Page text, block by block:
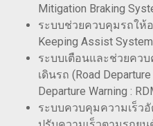
Mitigation Braking
ระบบช่วยควบคุมรถให้
Keeping Assist
ระบบเตือนและช่วยคว
เดินรถ (Road
Departure Warning :
ระบบควบคุมความเร็ว